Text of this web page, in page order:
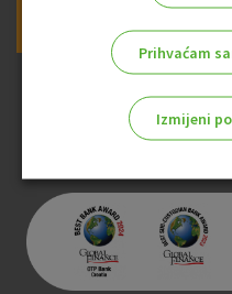
Prijava na newsletter
Prihvaćam
Izmijeni